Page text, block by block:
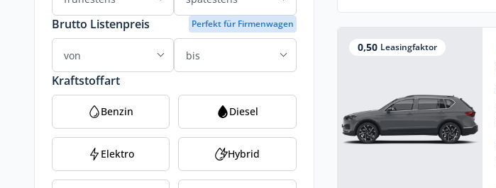
Brutto Listenpreis Perfekt für Firmenwagen
Kraftstoffart
Benzin Diesel
Elektro Hybrid
0,50 Leasingfaktor